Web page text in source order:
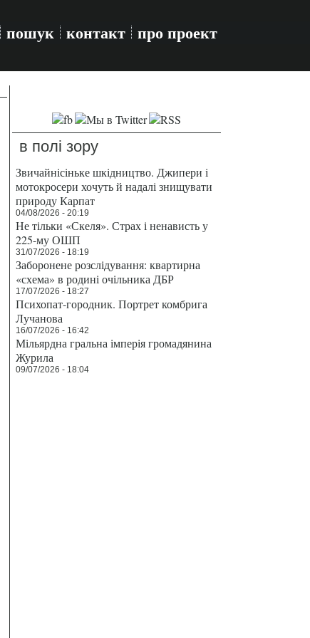
пошук контакт про проект
в полі зору
Звичайнісіньке шкідництво. Джипери і
мотокросери хочуть й надалі знищувати
природу Карпат
04/08/2026 - 20:19
Не тільки «Скеля». Страх і ненависть у
225-му ОШП
31/07/2026 - 18:19
Заборонене розслідування: квартирна
«схема» в родині очільника ДБР
17/07/2026 - 18:27
Психопат-городник. Портрет комбрига
Лучанова
16/07/2026 - 16:42
Мільярдна гральна імперія громадянина
Журила
09/07/2026 - 18:04